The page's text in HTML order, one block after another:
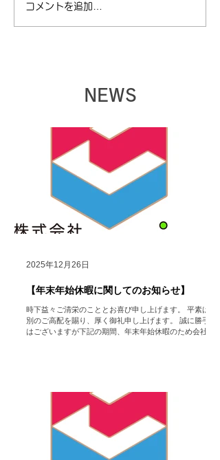
【夏季休暇に関してのお
知らせ】
コメントを追加…
NEWS
【年末年始休暇に関してのお知らせ】
時下益々ご清栄のこととお喜び申し上げます。 平素は格
別のご高配を賜り、厚く御礼申し上げます。 誠に勝手で
はございますが下記の期間、年末年始休暇のため会社を
合わせ頂きたく存じます。 ご迷惑をお掛け致しますが、
何卒ご了承いただけますようお願い申し上げます。
株式会社
HoColean. ＃hocolean. #Airdog ＃エアドッグ
＃空気清浄機 ＃レンタル ＃家電 ＃コロナ対策 ＃インフ
2025年12月26日